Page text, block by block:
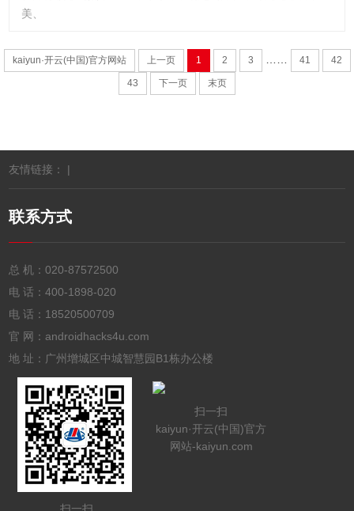
美、
kaiyun·开云(中国)官方网站 上一页 1 2 3 …… 41 42
43 下一页 末页
友情链接： |
联系方式
总 机：020-87572500
电 话：400-1898-020
电 话： 18520500709
官 网：androidhacks4u.com
地 址：广州增城区中城智慧园B1栋办公楼
扫一扫
kaiyun·开云(中国)官方
网站-kaiyun.com